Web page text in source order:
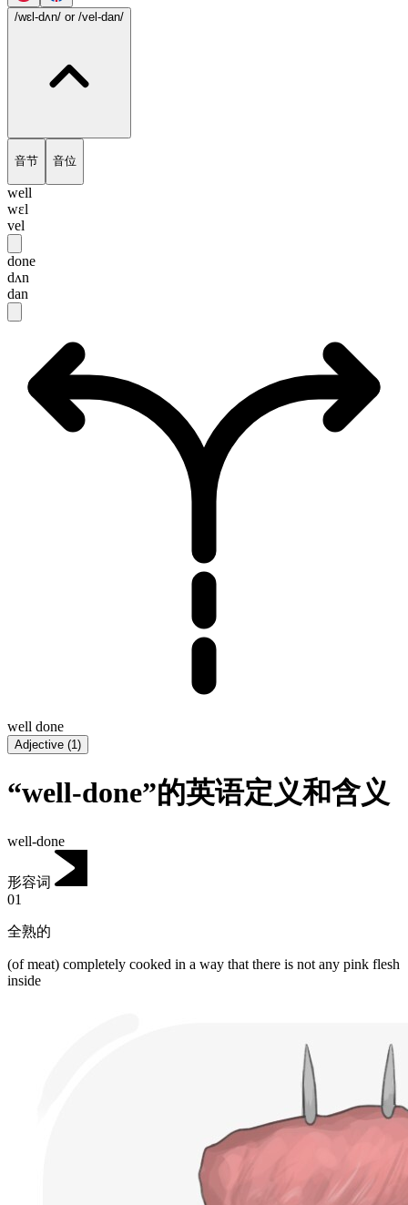
/wɛl-dʌn/ or /vel-dan/
音节 音位
well
wɛl
vel
done
dʌn
dan
well done
Adjective (1)
“well-done”的英语定义和含义
well-done
形容词
01
全熟的
(of meat) completely cooked in a way that there is not any pink flesh
inside